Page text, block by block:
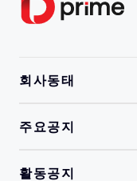
회사동태
주요공지
활동공지